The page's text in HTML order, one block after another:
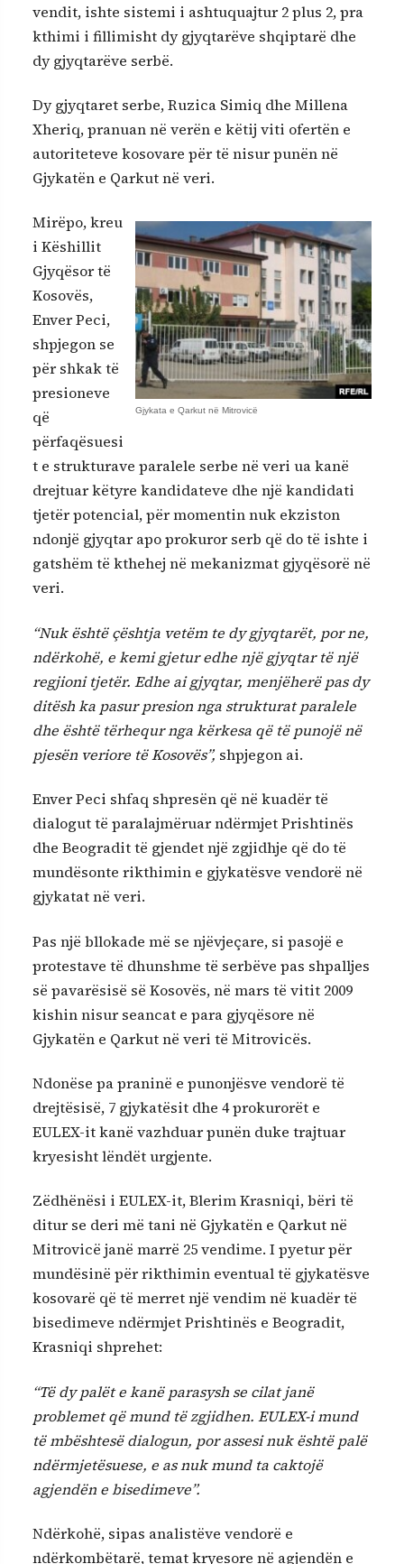
vendit, ishte sistemi i ashtuquajtur 2 plus 2, pra
kthimi i fillimisht dy gjyqtarëve shqiptarë dhe
dy gjyqtarëve serbë.
Dy gjyqtaret serbe, Ruzica Simiq dhe Millena
Xheriq, pranuan në verën e këtij viti ofertën e
autoriteteve kosovare për të nisur punën në
Gjykatën e Qarkut në veri.
Gjykata e Qarkut në Mitrovicë
Mirëpo, kreu
i Këshillit
Gjyqësor të
Kosovës,
Enver Peci,
shpjegon se
për shkak të
presioneve
që
përfaqësuesi
t e strukturave paralele serbe në veri ua kanë
drejtuar këtyre kandidateve dhe një kandidati
tjetër potencial, për momentin nuk ekziston
ndonjë gjyqtar apo prokuror serb që do të ishte i
gatshëm të kthehej në mekanizmat gjyqësorë në
veri.
“Nuk është çështja vetëm te dy gjyqtarët, por ne,
ndërkohë, e kemi gjetur edhe një gjyqtar të një
regjioni tjetër. Edhe ai gjyqtar, menjëherë pas dy
ditësh ka pasur presion nga strukturat paralele
dhe është tërhequr nga kërkesa që të punojë në
pjesën veriore të Kosovës”, shpjegon ai.
Enver Peci shfaq shpresën që në kuadër të
dialogut të paralajmëruar ndërmjet Prishtinës
dhe Beogradit të gjendet një zgjidhje që do të
mundësonte rikthimin e gjykatësve vendorë në
gjykatat në veri.
Pas një bllokade më se njëvjeçare, si pasojë e
protestave të dhunshme të serbëve pas shpalljes
së pavarësisë së Kosovës, në mars të vitit 2009
kishin nisur seancat e para gjyqësore në
Gjykatën e Qarkut në veri të Mitrovicës.
Ndonëse pa praninë e punonjësve vendorë të
drejtësisë, 7 gjykatësit dhe 4 prokurorët e
EULEX-it kanë vazhduar punën duke trajtuar
kryesisht lëndët urgjente.
Zëdhënësi i EULEX-it, Blerim Krasniqi, bëri të
ditur se deri më tani në Gjykatën e Qarkut në
Mitrovicë janë marrë 25 vendime. I pyetur për
mundësinë për rikthimin eventual të gjykatësve
kosovarë që të merret një vendim në kuadër të
bisedimeve ndërmjet Prishtinës e Beogradit,
Krasniqi shprehet:
“Të dy palët e kanë parasysh se cilat janë
problemet që mund të zgjidhen. EULEX-i mund
të mbështesë dialogun, por assesi nuk është palë
ndërmjetësuese, e as nuk mund ta caktojë
agjendën e bisedimeve”.
Ndërkohë, sipas analistëve vendorë e
ndërkombëtarë, temat kryesore në agjendën e